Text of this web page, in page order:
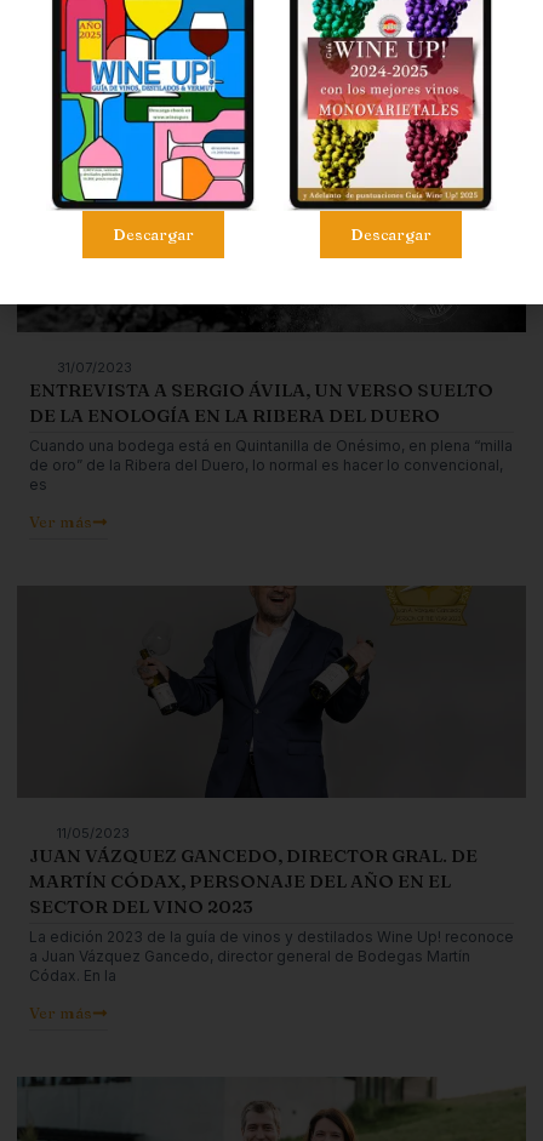
distintas regiones de España:
Ver más
31/07/2023
ENTREVISTA A SERGIO ÁVILA, UN VERSO SUELTO
DE LA ENOLOGÍA EN LA RIBERA DEL DUERO
Cuando una bodega está en Quintanilla de Onésimo, en plena “milla
de oro” de la Ribera del Duero, lo normal es hacer lo convencional,
es
Ver más
11/05/2023
JUAN VÁZQUEZ GANCEDO, DIRECTOR GRAL. DE
MARTÍN CÓDAX, PERSONAJE DEL AÑO EN EL
SECTOR DEL VINO 2023
La edición 2023 de la guía de vinos y destilados Wine Up! reconoce
a Juan Vázquez Gancedo, director general de Bodegas Martín
Códax. En la
Ver más
Descargar Descargar